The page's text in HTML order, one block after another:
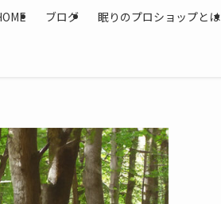
ブログ 眠りのプロショップとは